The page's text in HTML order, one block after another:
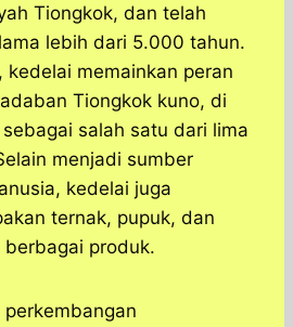
Tiongkok, dan telah
lebih dari 5.000 tahun.
kedelai memainkan peran
Tiongkok kuno, di
salah satu dari lima
menjadi sumber
kedelai juga
ternak, pupuk, dan
produk.